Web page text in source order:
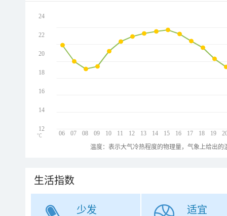
06 07 08 09 10 11 12 13 14 15 16 17 18 19
24
22
20
18
16
14
12
℃
温度：表示大气冷热程度的物理量，气象上给出
生活指数
少发 适宜